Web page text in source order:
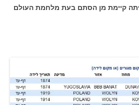
זו הייתה קיימת מן הסתם בעת מלחמת העולם